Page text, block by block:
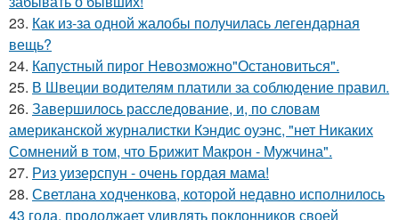
23. Как из-за одной жалобы получилась легендарная
вещь?
24. Капустный пирог Невозможно"Остановиться".
25. В Швеции водителям платили за соблюдение правил.
26. Завершилось расследование, и, по словам
американской журналистки Кэндис оуэнс, "нет Никаких
Сомнений в том, что Брижит Макрон - Мужчина".
27. Риз уизерспун - очень гордая мама!
28. Светлана ходченкова, которой недавно исполнилось
43 года, продолжает удивлять поклонников своей